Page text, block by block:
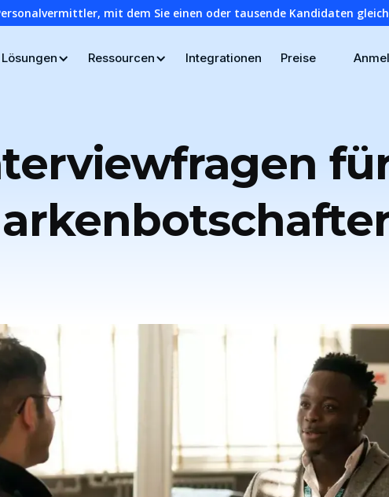
mit dem Sie einen oder tausende Kandidaten
Lösungen Ressourcen Integrationen Preise